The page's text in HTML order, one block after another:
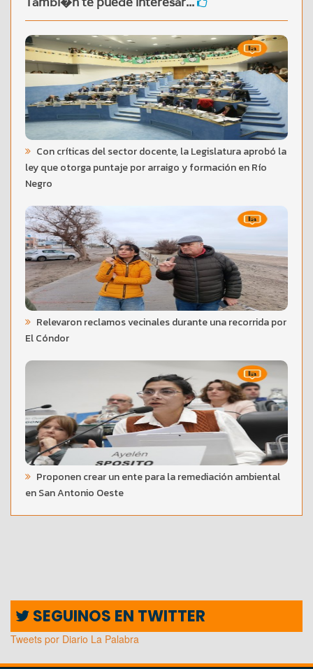
Con críticas del sector docente, la Legislatura aprobó la
ley que otorga puntaje por arraigo y formación en Río
Negro
Relevaron reclamos vecinales durante una recorrida por
El Cóndor
Proponen crear un ente para la remediación ambiental
en San Antonio Oeste
SEGUINOS EN TWITTER
Tweets por Diario La Palabra